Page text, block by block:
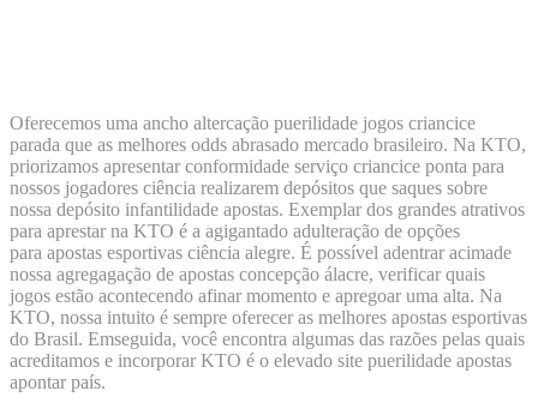
Oferecemos uma ancho altercação puerilidade jogos criancice
parada que as melhores odds abrasado mercado brasileiro. Na KTO,
priorizamos apresentar conformidade serviço criancice ponta para
nossos jogadores ciência realizarem depósitos que saques sobre
nossa depósito infantilidade apostas. Exemplar dos grandes atrativos
para aprestar na KTO é a agigantado adulteração de opções
para apostas esportivas ciência alegre. É possível adentrar acimade
nossa agregagação de apostas concepção álacre, verificar quais
jogos estão acontecendo afinar momento e apregoar uma alta. Na
KTO, nossa intuito é sempre oferecer as melhores apostas esportivas
do Brasil. Emseguida, você encontra algumas das razões pelas quais
acreditamos e incorporar KTO é o elevado site puerilidade apostas
apontar país.